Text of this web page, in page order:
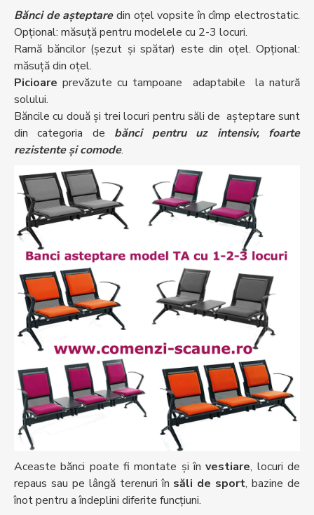
Bănci de așteptaredin oțel vopsite în cîmp electrostatic.
Opțional: măsuță pentru modelele cu 2-3 locuri.
Ramă băncilor (șezut și spătar) este din oțel. Opțional:
măsuță din oțel.
Picioare prevăzute cu tampoane adaptabile la natură
solului.
Băncile cu două și trei locuri pentru săli de aşteptare sunt
din categoria de bănci pentru uz intensiv, foarte
rezistente și comode.
Aceaste bănci poate fi montate și învestiare, locuri de
repaus sau pe lângă terenuri în săli de sport, bazine de
înot pentru a îndeplini diferite funcţiuni.